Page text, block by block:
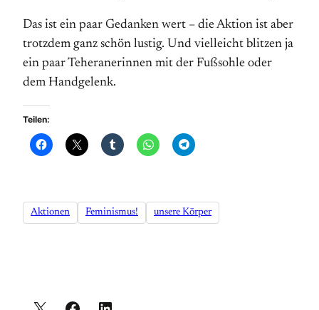
Das ist ein paar Gedanken wert – die Aktion ist aber
trotzdem ganz schön lustig. Und vielleicht blitzen ja
ein paar Teheranerinnen mit der Fußsohle oder
dem Handgelenk.
Teilen:
Aktionen Feminismus! unsere Körper